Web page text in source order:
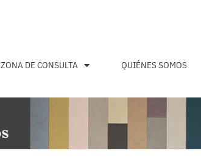
ZONA DE CONSULTA QUIÉNES SOMOS